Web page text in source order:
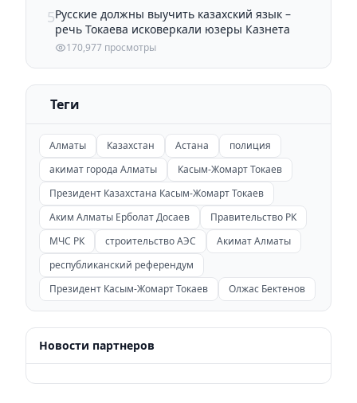
5Русские должны выучить казахский язык –
речь Токаева исковеркали юзеры Казнета
170,977 просмотры
Теги
Алматы Казахстан Астана
полиция
акимат города Алматы
Касым-Жомарт Токаев
Президент Казахстана Касым-Жомарт Токаев
Аким Алматы Ерболат Досаев
Правительство РК
МЧС РК
строительство АЭС
Акимат Алматы
республиканский референдум
Президент Касым-Жомарт Токаев
Олжас Бектенов
Новости партнеров